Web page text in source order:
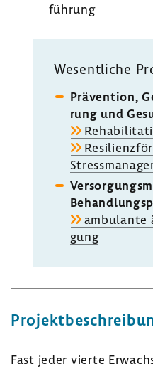
füh­rung
Wesent­liche
Präven­tion,
rung und
ambu­lante
gung
Fast jeder vierte